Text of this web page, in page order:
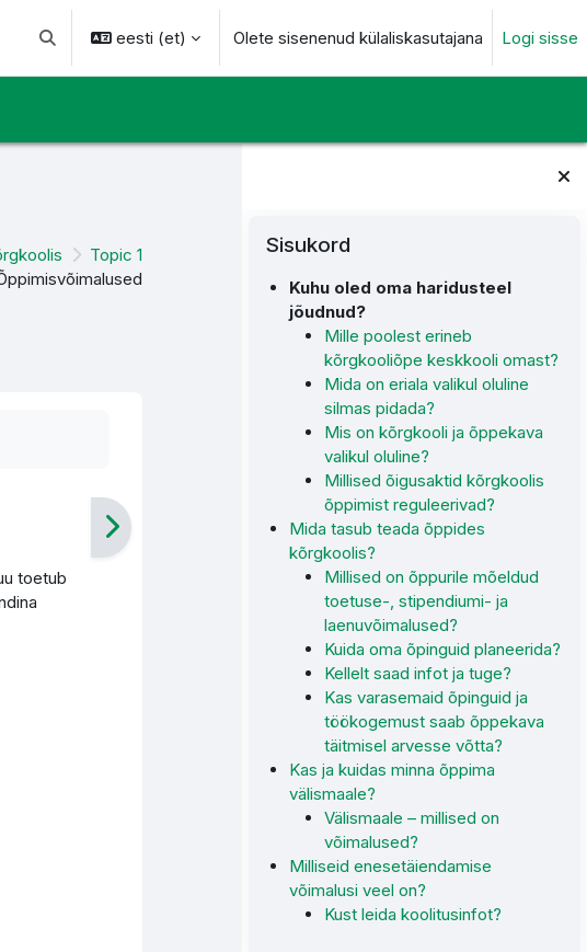
Lülitab otsingu sisendi
eesti ‎(et)‎ Olete sisenenud külaliskasutajana Logi sisse
Plokid
Sisukord
Kuhu oled oma haridusteel
jõudnud?
Mille poolest erineb
kõrgkooliõpe keskkooli omast?
Mida on eriala valikul oluline
silmas pidada?
Mis on kõrgkooli ja õppekava
valikul oluline?
Millised õigusaktid kõrgkoolis
õppimist reguleerivad?
Mida tasub teada õppides
kõrgkoolis?
Millised on õppurile mõeldud
toetuse-, stipendiumi- ja
laenuvõimalused?
Kuida oma õpinguid planeerida?
Kellelt saad infot ja tuge?
Kas varasemaid õpinguid ja
töökogemust saab õppekava
täitmisel arvesse võtta?
Kas ja kuidas minna õppima
välismaale?
Välismaale – millised on
võimalused?
Milliseid enesetäiendamise
võimalusi veel on?
Kust leida koolitusinfot?
Topic 1
toetub